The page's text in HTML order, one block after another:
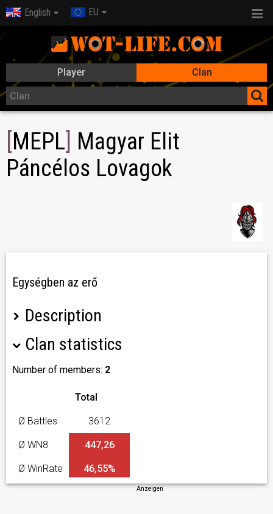
English EU
Player Clan
MEPL Magyar Elit
Páncélos Lovagok
Egységben az erő
Description
Tartozz a csapathoz kötöttségek nélkül
Clan statistics
Number of members: 2
Total
Ø Battles 3612
Ø WN8 447,26
Ø WinRate 46,55%
Anzeigen